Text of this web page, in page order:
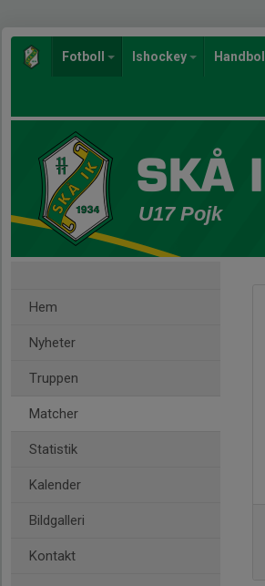
Fotboll Ishockey Handboll
U17 Pojk
Hem
Nyheter
Truppen
Matcher
Statistik
Kalender
Bildgalleri
Kontakt